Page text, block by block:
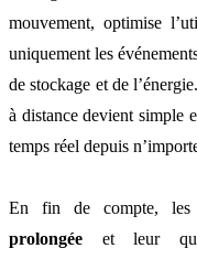
mouvement, optimise
uniquement les
de stockage et de
à distance devient simple
temps réel depuis
En fin de compte, les
prolongée et leur